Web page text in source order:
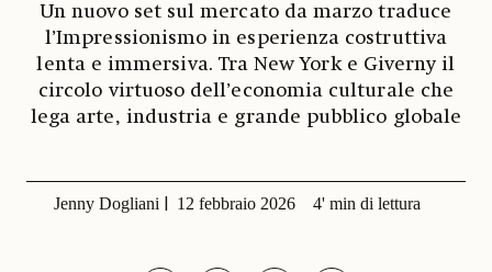
Un nuovo set sul mercato da marzo traduce
l’Impressionismo in esperienza costruttiva
lenta e immersiva. Tra New York e Giverny il
circolo virtuoso dell’economia culturale che
lega arte, industria e grande pubblico globale
Jenny Dogliani 12 febbraio 2026 4' min di lettura